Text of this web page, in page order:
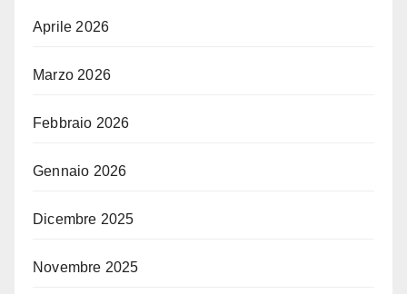
Aprile 2026
Marzo 2026
Febbraio 2026
Gennaio 2026
Dicembre 2025
Novembre 2025